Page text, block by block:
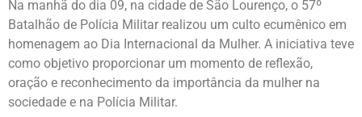
Na manhã do dia 09, na cidade de São Lourenço, o 57º
Batalhão de Polícia Militar realizou um culto ecumênico em
homenagem ao Dia Internacional da Mulher. A iniciativa teve
como objetivo proporcionar um momento de reflexão,
oração e reconhecimento da importância da mulher na
sociedade e na Polícia Militar.